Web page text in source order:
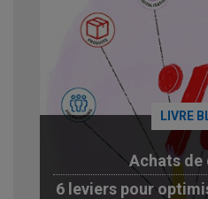
LIVRE
Achats de
6 leviers pour